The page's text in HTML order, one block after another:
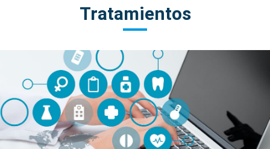
Tratamientos